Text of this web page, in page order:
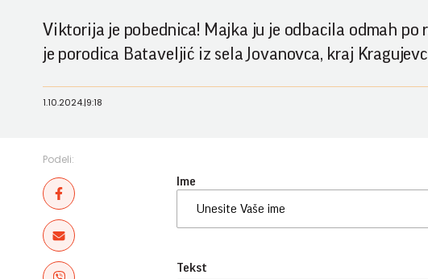
Viktorija je pobednica! Majka ju je odbacila odmah po
je porodica Bataveljić iz sela Jovanovca, kraj
1.10.2024.|9:18
Podeli:
Ime
Tekst